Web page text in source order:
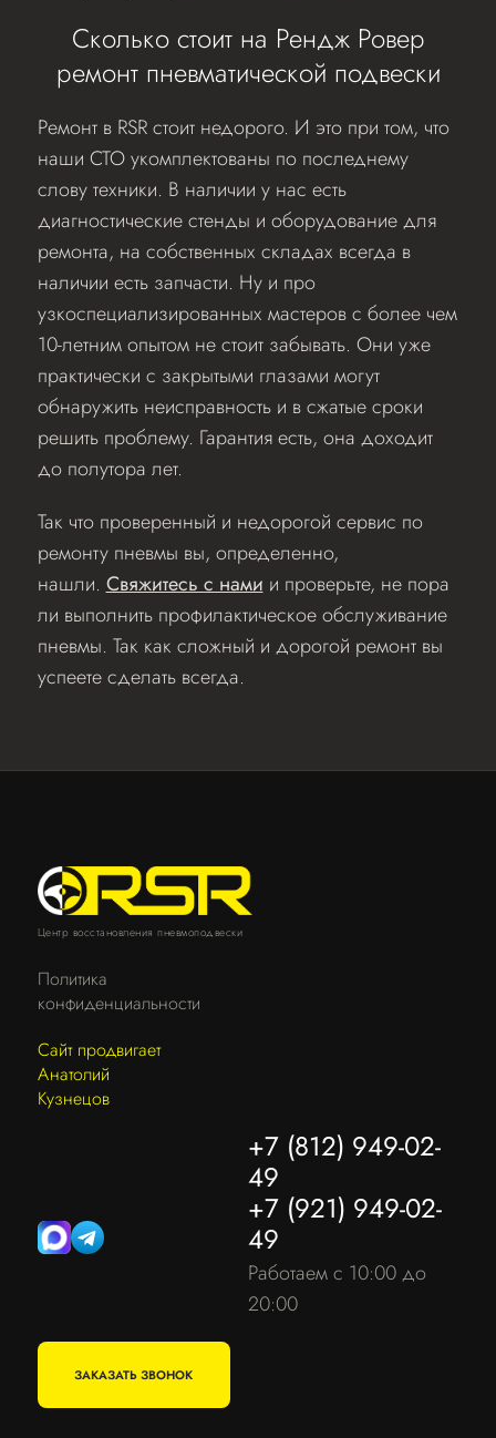
Сколько стоит на Рендж Ровер
ремонт пневматической подвески
Ремонт в RSR стоит недорого. И это при том, что
наши СТО укомплектованы по последнему
слову техники. В наличии у нас есть
диагностические стенды и оборудование для
ремонта, на собственных складах всегда в
наличии есть запчасти. Ну и про
узкоспециализированных мастеров с более чем
10-летним опытом не стоит забывать. Они уже
практически с закрытыми глазами могут
обнаружить неисправность и в сжатые сроки
решить проблему. Гарантия есть, она доходит
до полутора лет.
Так что проверенный и недорогой сервис по
ремонту пневмы вы, определенно,
нашли. Свяжитесь с нами и проверьте, не пора
ли выполнить профилактическое обслуживание
пневмы. Так как сложный и дорогой ремонт вы
успеете сделать всегда.
Центр восстановления пневмоподвески
Политика
конфиденциальности
Сайт продвигает
Анатолий
Кузнецов
+7 (812) 949-02-
49
+7 (921) 949-02-
49
Работаем с 10:00 до
20:00
ЗАКАЗАТЬ ЗВОНОК